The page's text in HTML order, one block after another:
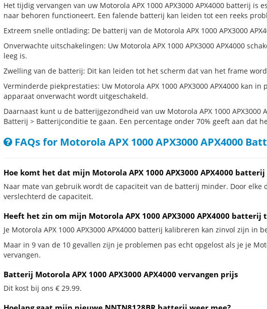
Het tijdig vervangen van uw Motorola APX 1000 APX3000 APX4000 batterij
naar behoren functioneert. Een falende batterij kan leiden tot een reeks
Extreem snelle ontlading: De batterij van de Motorola APX 1000 APX3000
Onverwachte uitschakelingen: Uw Motorola APX 1000 APX3000 APX4000
leeg is.
Zwelling van de batterij: Dit kan leiden tot het scherm dat van het frame
Verminderde piekprestaties: Uw Motorola APX 1000 APX3000 APX4000 kan
apparaat onverwacht wordt uitgeschakeld.
Daarnaast kunt u de batterijgezondheid van uw Motorola APX 1000
Batterij > Batterijconditie te gaan. Een percentage onder 70% geeft aan dat
FAQs for Motorola APX 1000 APX3000 APX4000
Hoe komt het dat mijn Motorola APX 1000 APX3000 APX4000
Naar mate van gebruik wordt de capaciteit van de batterij minder. Door
verslechterd de capaciteit.
Heeft het zin om mijn Motorola APX 1000 APX3000 APX4000
Je Motorola APX 1000 APX3000 APX4000 batterij kalibreren kan zinvol zijn in
Maar in 9 van de 10 gevallen zijn je problemen pas echt opgelost als je je
vervangen.
Batterij Motorola APX 1000 APX3000 APX4000 vervangen prijs
Dit kost bij ons € 29.99.